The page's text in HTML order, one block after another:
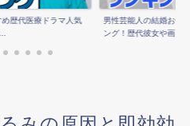
め歴代医療ドラマ人気
男性芸能人の結婚お似
ング！歴代彼女や画...